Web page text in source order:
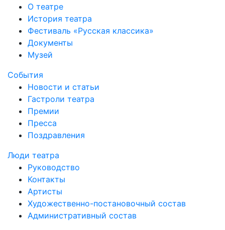
О театре
История театра
Фестиваль «Русская классика»
Документы
Музей
События
Новости и статьи
Гастроли театра
Премии
Пресса
Поздравления
Люди театра
Руководство
Контакты
Артисты
Художественно-постановочный состав
Административный состав